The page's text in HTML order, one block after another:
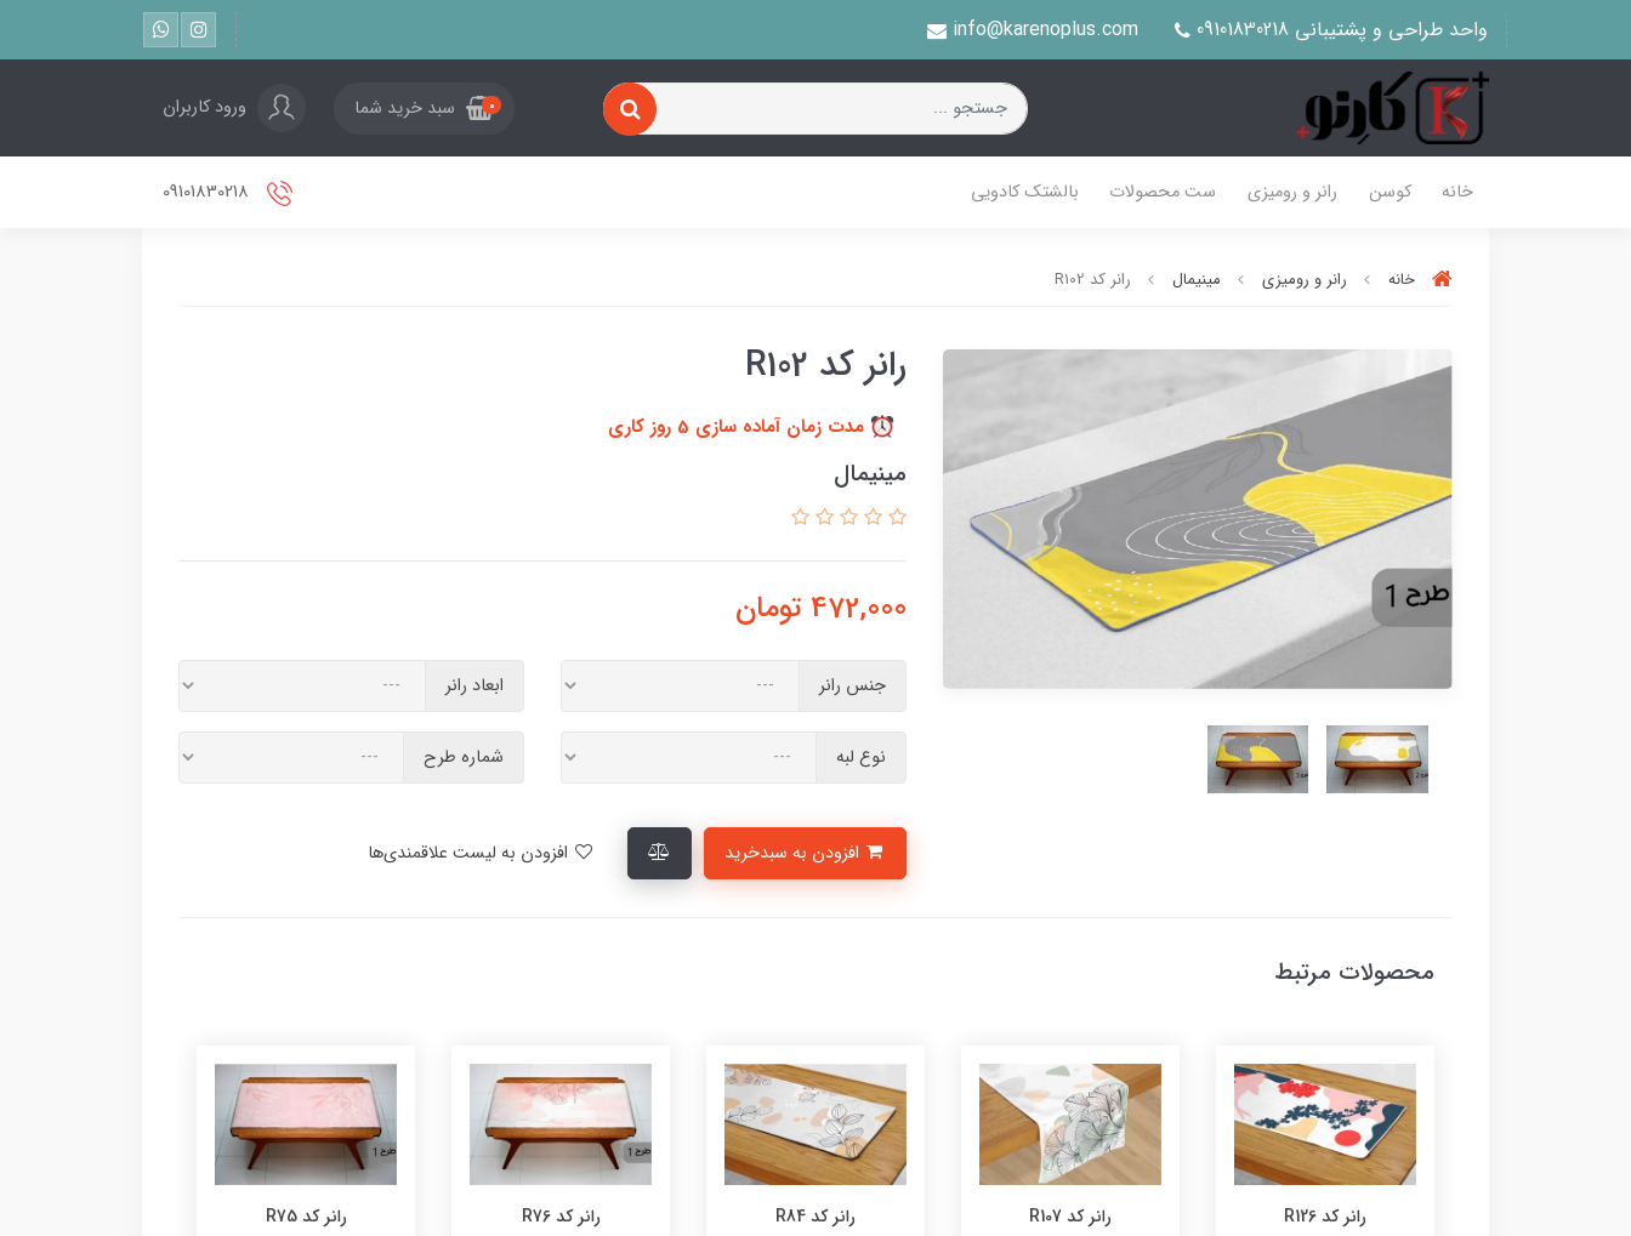
واحد طراحی و پشتیبانی 09101830218 info@karenoplus.com
0 سبد خرید شما ورود کاربران
خانه کوسن رانر و رومیزی ست محصولات بالشتک کادویی
خانه رانر و رومیزی مینیمال رانر کد R102
رانر کد R102
مدت زمان آماده سازی 5 روز کاری
مینیمال
472,000 تومان
جنس رانر ابعاد رانر
نوع لبه شماره طرح
محصولات مرتبط
رانر کد R126 رانر کد R107 رانر کد R84 رانر کد R76 رانر کد R75